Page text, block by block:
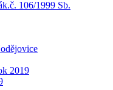
106/1999 Sb.
2019